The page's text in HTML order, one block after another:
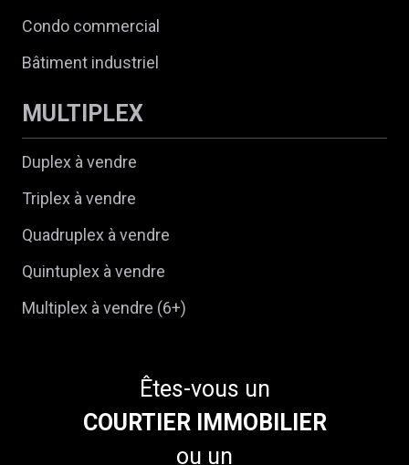
Condo commercial
Bâtiment industriel
MULTIPLEX
Duplex à vendre
Triplex à vendre
Quadruplex à vendre
Quintuplex à vendre
Multiplex à vendre (6+)
Êtes-vous un
COURTIER IMMOBILIER
ou un